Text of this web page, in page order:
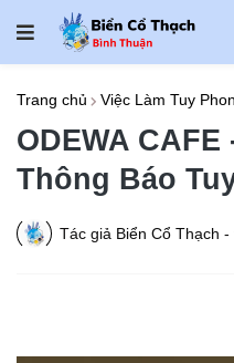
Trang chủ Việc Làm Tuy
ODEWA
Thông Báo
Tác giả Biển Cổ Thạch -